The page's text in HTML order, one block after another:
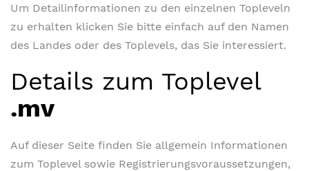
Um Detailinformationen zu den einzelnen Topleveln
zu erhalten klicken Sie bitte einfach auf den Namen
des Landes oder des Toplevels, das Sie interessiert.
Details zum Toplevel
.mv
Auf dieser Seite finden Sie allgemein Informationen
zum Toplevel sowie Registrierungsvoraussetzungen,